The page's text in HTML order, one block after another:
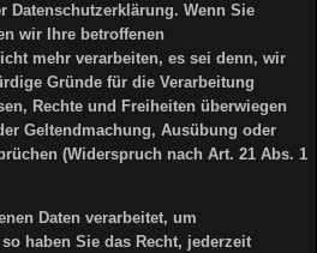
Datenschutzerklärung. Wenn Sie
wir Ihre betroffenen
mehr verarbeiten, es sei denn, wir
Gründe für die Verarbeitung
Rechte und Freiheiten überwiegen
Geltendmachung, Ausübung oder
(Widerspruch nach Art. 21 Abs. 1
Daten verarbeitet, um
haben Sie das Recht, jederzeit